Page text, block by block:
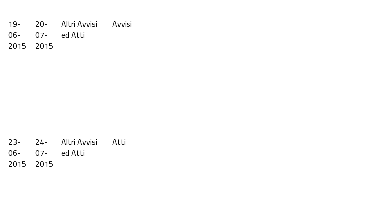
19-
06-
2015
20-
07-
2015
Altri Avvisi
ed Atti
Avvisi
23-
06-
2015
24-
07-
2015
Altri Avvisi
ed Atti
Atti